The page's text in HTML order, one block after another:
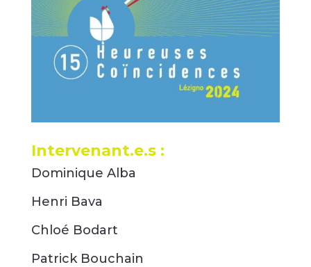
Intervenant.e.s :
Dominique Alba
Henri Bava
Chloé Bodart
Patrick Bouchain